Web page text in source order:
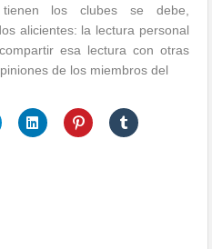
los clubes se debe,
alicientes: la lectura personal
esa lectura con otras
de los miembros del